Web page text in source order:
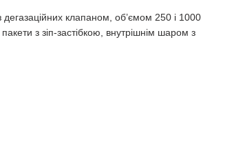
клапаном, об’ємом 250 і 1000
з зіп-застібкою, внутрішнім шаром з